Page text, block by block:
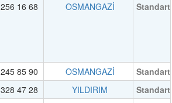
256 16 68 OSMANGAZİ Standart
245 85 90 OSMANGAZİ
Standart
328 47 28 YILDIRIM
Standart